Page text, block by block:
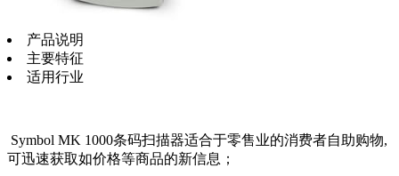
产品说明
主要特征
适用行业
Symbol MK 1000条码扫描器适合于零售业的消费者自助购物,
可迅速获取如价格等商品的新信息；